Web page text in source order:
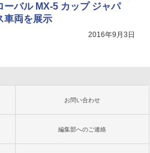
ーバル MX-5 カップ ジャパ
車両を展示
2016年9月3日
お問い合わせ
編集部へのご連絡